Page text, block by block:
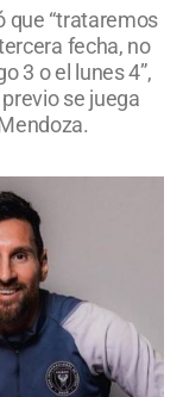
que “trataremos
fecha, no
3 o el lunes 4”,
se juega